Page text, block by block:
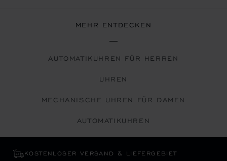
MEHR ENTDECKEN
AUTOMATIKUHREN FÜR HERREN
UHREN
MECHANISCHE UHREN FÜR DAMEN
AUTOMATIKUHREN
KOSTENLOSER VERSAND & LIEFERGEBIET